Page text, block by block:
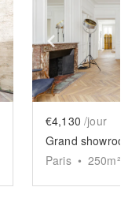
Show next slide
Show
€4,130 /jour
Paris • 250m²